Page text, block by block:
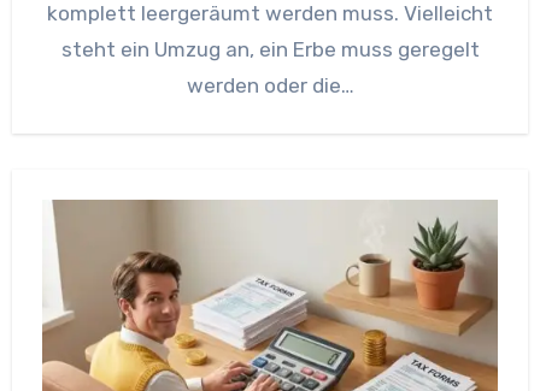
komplett leergeräumt werden muss. Vielleicht
steht ein Umzug an, ein Erbe muss geregelt
werden oder die…